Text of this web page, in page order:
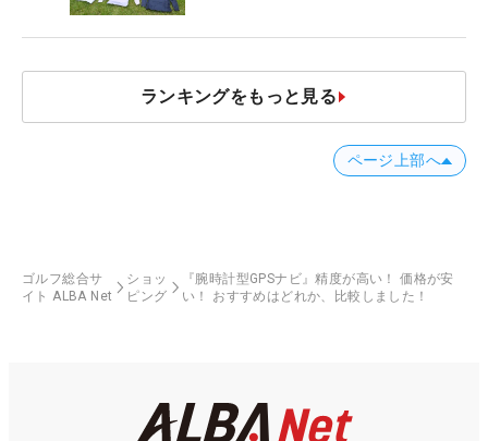
ランキングをもっと見る
ページ上部へ
ゴルフ総合サ
イト ALBA Net
ショッ
ピング
『腕時計型GPSナビ』精度が高い！ 価格が安
い！ おすすめはどれか、比較しました！